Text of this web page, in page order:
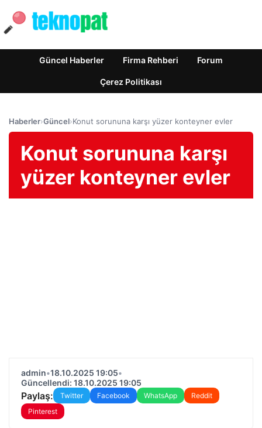
Güncel Haberler Firma Rehberi Forum
Çerez Politikası
Haberler›Güncel›Konut sorununa karşı yüzer konteyner evler
Konut sorununa karşı
yüzer konteyner evler
admin•18.10.2025 19:05•
Güncellendi: 18.10.2025 19:05
Paylaş: Twitter Facebook WhatsApp
Reddit
Pinterest